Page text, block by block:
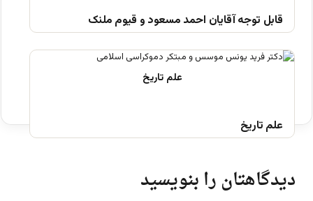
قابل توجه آقایان احمد مسعود و قیوم ملنک
علم تاریخ
دیدگاهتان را بنویسید